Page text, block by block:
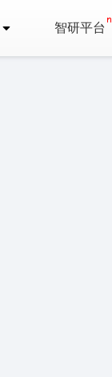
智研平台